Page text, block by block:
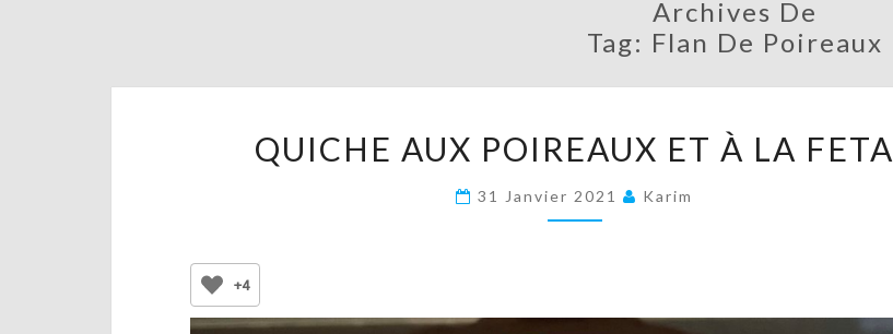
Archives De
Tag: Flan De Poireaux
AUX
POIREAUX
ET
FETA
QUICHE AUX POIREAUX ET À LA FETA
31 Janvier 2021 Karim
+4